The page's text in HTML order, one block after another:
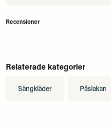
Recensioner
Relaterade kategorier
Sängkläder Påslakan